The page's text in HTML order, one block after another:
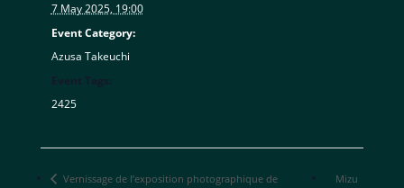
7 May 2025, 19:00
Event Category:
Azusa Takeuchi
2425
Vernissage de l’exposition photographique de
Mizu